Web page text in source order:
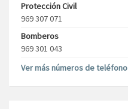
Protección Civil
969 307 071
Bomberos
969 301 043
Ver más números de teléfono